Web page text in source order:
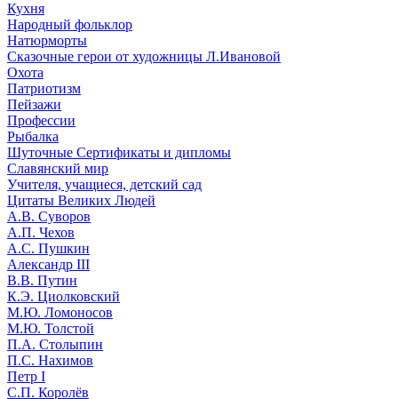
Кухня
Народный фольклор
Натюрморты
Сказочные герои от художницы Л.Ивановой
Охота
Патриотизм
Пейзажи
Профессии
Рыбалка
Шуточные Сертификаты и дипломы
Славянский мир
Учителя, учащиеся, детский сад
Цитаты Великих Людей
А.В. Суворов
А.П. Чехов
А.С. Пушкин
Александр III
В.В. Путин
К.Э. Циолковский
М.Ю. Ломоносов
М.Ю. Толстой
П.А. Столыпин
П.С. Нахимов
Петр I
С.П. Королёв